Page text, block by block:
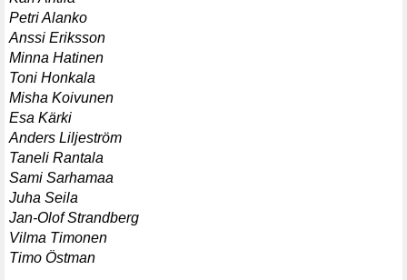
Petri Alanko
Anssi Eriksson
Minna Hatinen
Toni Honkala
Misha Koivunen
Esa Kärki
Anders Liljeström
Taneli Rantala
Sami Sarhamaa
Juha Seila
Jan-Olof Strandberg
Vilma Timonen
Timo Östman